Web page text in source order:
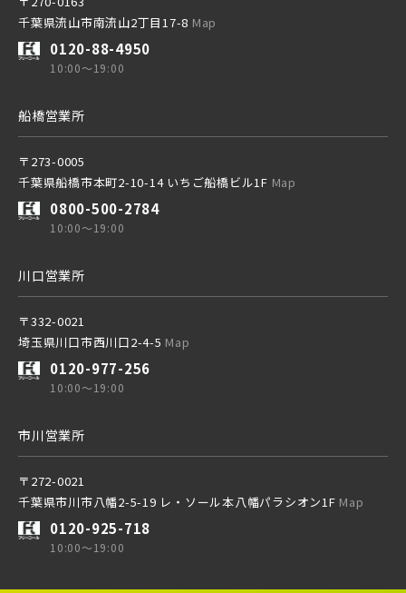
京成成田スカイアクセス線
京成千葉線
西武線
西武池袋線
西武新宿線
西武有楽町線
西武豊島線
20棟以上の大型分譲
千葉県流山市南流山2丁目17-8 Map
0120-88-4950
10:00～19:00
船橋営業所
〒273-0005
千葉県船橋市本町2-10-14 いちご船橋ビル1F Map
0800-500-2784
10:00～19:00
川口営業所
〒332-0021
埼玉県川口市西川口2-4-5 Map
0120-977-256
10:00～19:00
市川営業所
〒272-0021
千葉県市川市八幡2-5-19 レ・ソール本八幡パラシオン1F Map
0120-925-718
10:00～19:00